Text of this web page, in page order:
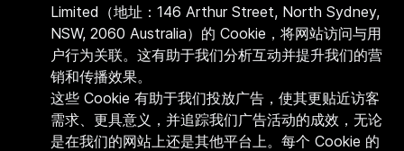
Limited（地址：146 Arthur Street, North Sydney,
NSW, 2060 Australia）的 Cookie，将网站访问与用
户行为关联。这有助于我们分析互动并提升我们的营
销和传播效果。
这些 Cookie 有助于我们投放广告，使其更贴近访客
需求、更具意义，并追踪我们广告活动的成效，无论
是在我们的网站上还是其他平台上。每个 Cookie 的